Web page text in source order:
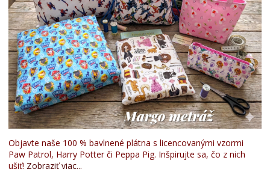
Objavte naše 100 % bavlnené plátna s licencovanými vzormi
Paw Patrol, Harry Potter či Peppa Pig. Inšpirujte sa, čo z nich
ušiť! Zobraziť viac...